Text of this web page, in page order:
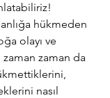
hükmeden
olayı ve
zaman da
nasıl